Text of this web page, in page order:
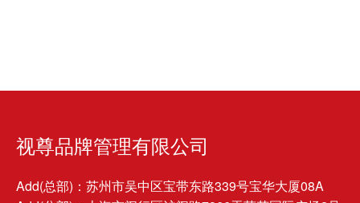
视尊品牌管理有限公司
Add(总部)：苏州市吴中区宝带东路339号宝华大厦08A